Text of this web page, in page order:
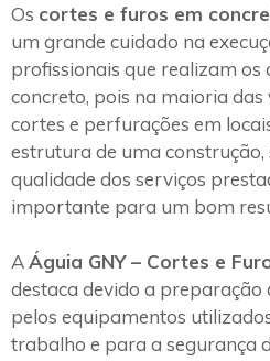
Os cortes e furos em
um grande cuidado na
profissionais que realizam os
concreto, pois na maioria das
cortes e perfurações em
estrutura de uma construção,
qualidade dos serviços
importante para um bom
AÁguia GNY – Cortes e
destaca devido a preparação
pelos equipamentos
trabalho e para a segurança